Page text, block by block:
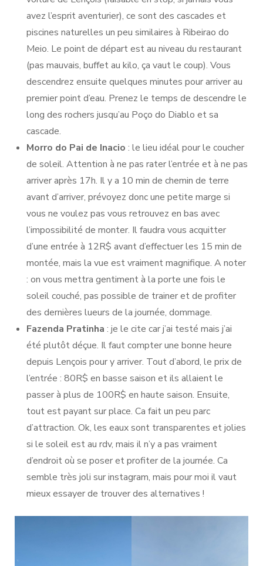
avez l’esprit aventurier), ce sont des cascades et
piscines naturelles un peu similaires à Ribeirao do
Meio. Le point de départ est au niveau du restaurant
(pas mauvais, buffet au kilo, ça vaut le coup). Vous
descendrez ensuite quelques minutes pour arriver au
premier point d’eau. Prenez le temps de descendre le
long des rochers jusqu’au Poço do Diablo et sa
cascade.
Morro do Pai de Inacio : le lieu idéal pour le coucher
de soleil. Attention à ne pas rater l’entrée et à ne pas
arriver après 17h. Il y a 10 min de chemin de terre
avant d’arriver, prévoyez donc une petite marge si
vous ne voulez pas vous retrouvez en bas avec
l’impossibilité de monter. Il faudra vous acquitter
d’une entrée à 12R$ avant d’effectuer les 15 min de
montée, mais la vue est vraiment magnifique. A noter
: on vous mettra gentiment à la porte une fois le
soleil couché, pas possible de trainer et de profiter
des dernières lueurs de la journée, dommage.
Fazenda Pratinha : je le cite car j’ai testé mais j’ai
été plutôt déçue. Il faut compter une bonne heure
depuis Lençois pour y arriver. Tout d’abord, le prix de
l’entrée : 80R$ en basse saison et ils allaient le
passer à plus de 100R$ en haute saison. Ensuite,
tout est payant sur place. Ca fait un peu parc
d’attraction. Ok, les eaux sont transparentes et jolies
si le soleil est au rdv, mais il n’y a pas vraiment
d’endroit où se poser et profiter de la journée. Ca
semble très joli sur instagram, mais pour moi il vaut
mieux essayer de trouver des alternatives !